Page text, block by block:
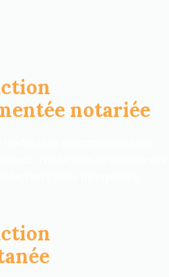
notariée